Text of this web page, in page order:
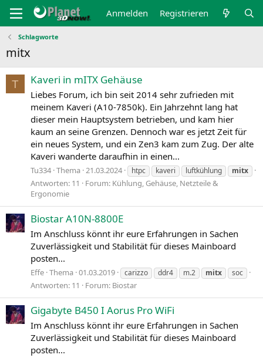
Anmelden Registrieren
Schlagworte
mitx
T Kaveri in mITX Gehäuse
Liebes Forum, ich bin seit 2014 sehr zufrieden mit
meinem Kaveri (A10-7850k). Ein Jahrzehnt lang hat
dieser mein Hauptsystem betrieben, und kam hier
kaum an seine Grenzen. Dennoch war es jetzt Zeit für
ein neues System, und ein Zen3 kam zum Zug. Der alte
Kaveri wanderte daraufhin in einen...
Tu334 Thema 21.03.2024 htpc kaveri luftkühlung mitx
Antworten: 11 Forum: Kühlung, Gehäuse, Netzteile &
Ergonomie
Biostar A10N-8800E
Im Anschluss könnt ihr eure Erfahrungen in Sachen
Zuverlässigkeit und Stabilität für dieses Mainboard
posten...
Effe Thema 01.03.2019 carizzo ddr4 m.2 mitx soc
Antworten: 11 Forum: Biostar
Gigabyte B450 I Aorus Pro WiFi
Im Anschluss könnt ihr eure Erfahrungen in Sachen
Zuverlässigkeit und Stabilität für dieses Mainboard
posten...